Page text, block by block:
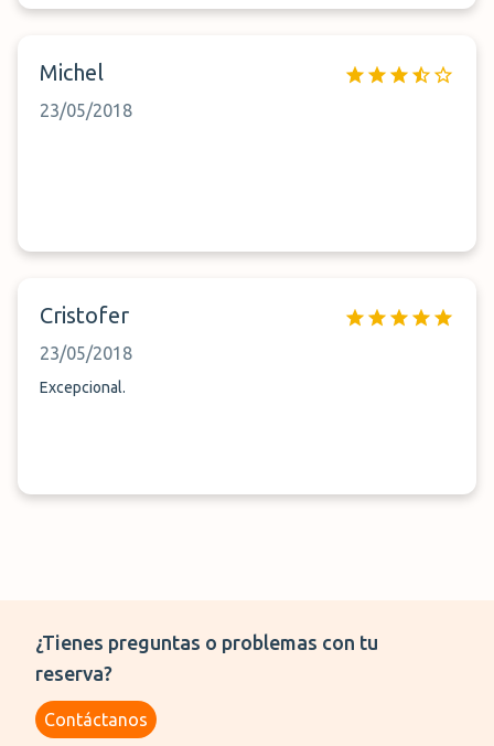
Michel
23/05/2018
Cristofer
23/05/2018
Excepcional.
¿Tienes preguntas o problemas con tu
reserva?
Contáctanos